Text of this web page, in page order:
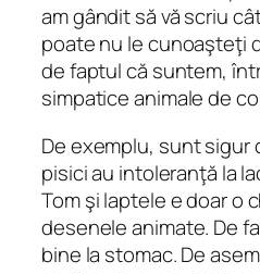
am gândit să vă scriu
poate nu le cunoaşteţi
de faptul că suntem,
simpatice animale de
De exemplu, sunt sigur
pisici au intoleranţă la
Tom şi laptele e doar o
desenele animate. De
bine la stomac. De